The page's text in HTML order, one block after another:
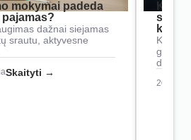
mokymai padeda
dažnai siejamas
srautu, aktyvesne
Skaityti →
Kaip
2026-